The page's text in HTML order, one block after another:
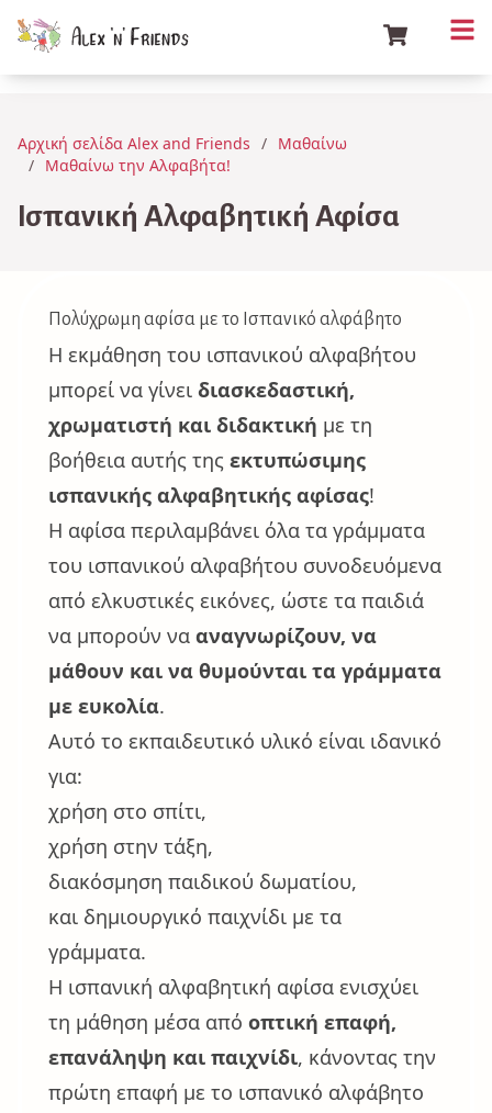
Αρχική σελίδα Alex and Friends
Μαθαίνω
Μαθαίνω την Αλφαβήτα!
Ισπανική Αλφαβητική Αφίσα
Πολύχρωμη αφίσα με το Ισπανικό αλφάβητο
Η εκμάθηση του ισπανικού αλφαβήτου
μπορεί να γίνει διασκεδαστική,
χρωματιστή και διδακτική με τη
βοήθεια αυτής της εκτυπώσιμης
ισπανικής αλφαβητικής αφίσας!
Η αφίσα περιλαμβάνει όλα τα γράμματα
του ισπανικού αλφαβήτου συνοδευόμενα
από ελκυστικές εικόνες, ώστε τα παιδιά
να μπορούν να αναγνωρίζουν, να
μάθουν και να θυμούνται τα γράμματα
με ευκολία.
Αυτό το εκπαιδευτικό υλικό είναι ιδανικό
για:
χρήση στο σπίτι,
χρήση στην τάξη,
διακόσμηση παιδικού δωματίου,
και δημιουργικό παιχνίδι με τα
γράμματα.
Η ισπανική αλφαβητική αφίσα ενισχύει
τη μάθηση μέσα από οπτική επαφή,
επανάληψη και παιχνίδι, κάνοντας την
πρώτη επαφή με το ισπανικό αλφάβητο